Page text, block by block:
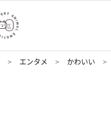
エンタメ かわいい